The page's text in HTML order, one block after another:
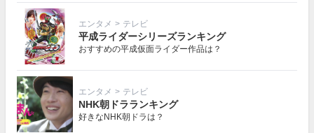
エンタメ > テレビ
平成ライダーシリーズランキング
おすすめの平成仮面ライダー作品は？
エンタメ > テレビ
NHK朝ドラランキング
好きなNHK朝ドラは？